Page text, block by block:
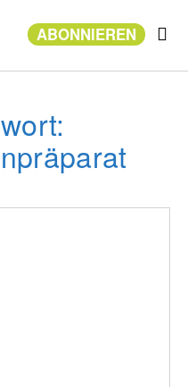
ABONNIEREN